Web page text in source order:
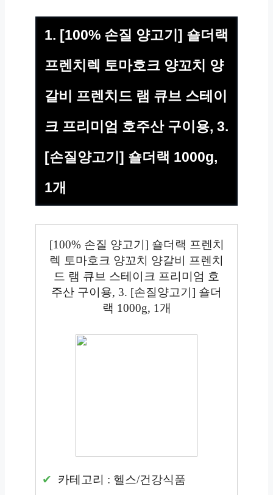
1. [100% 손질 양고기] 숄더랙
프렌치렉 토마호크 양꼬치 양
갈비 프렌치드 램 큐브 스테이
크 프리미엄 호주산 구이용, 3.
[손질양고기] 숄더랙 1000g,
1개
[100% 손질 양고기] 숄더랙 프렌치
렉 토마호크 양꼬치 양갈비 프렌치
드 램 큐브 스테이크 프리미엄 호
주산 구이용, 3. [손질양고기] 숄더
랙 1000g, 1개
카테고리 : 헬스/건강식품